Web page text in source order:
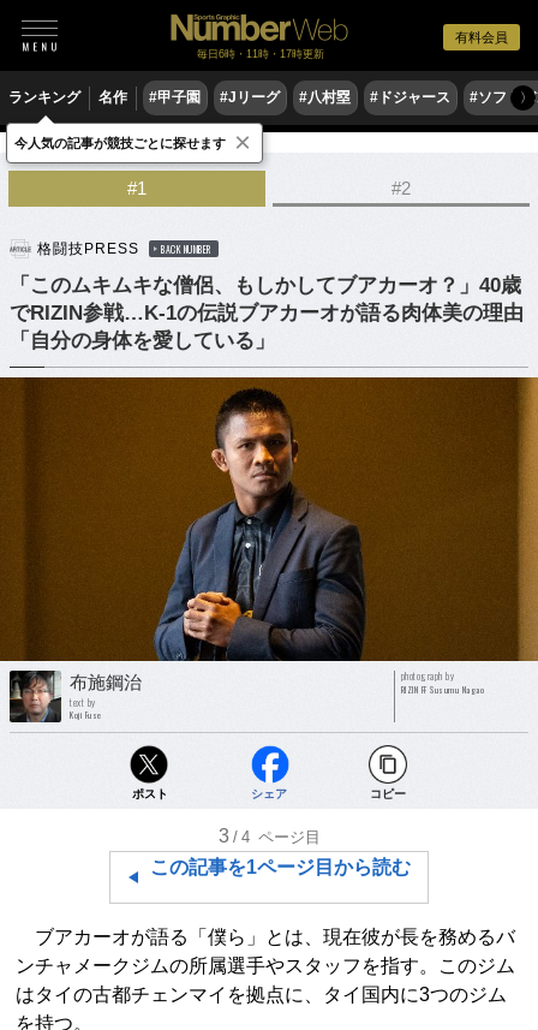
有料会員
毎日6時・11時・17時更新
ランキング 名作 #甲子園 #Jリーグ #八村塁 #ドジャース #ソフト〉
格闘技 その他
#1 #2
格闘技PRESS BACK NUMBER
「このムキムキな僧侶、もしかしてブアカーオ？」40歳
でRIZIN参戦…K-1の伝説ブアカーオが語る肉体美の理由
「自分の身体を愛している」
布施鋼治
text by
Koji Fuse
photograph by
RIZIN FF Susumu Nagao
ポスト シェア コピー
3 /4 ページ目
この記事を1ページ目から読む
ブアカーオが語る「僕ら」とは、現在彼が長を務めるバ
ンチャメークジムの所属選手やスタッフを指す。このジム
はタイの古都チェンマイを拠点に、タイ国内に3つのジム
を持つ。
今人気の記事が競技ごとに探せます ×